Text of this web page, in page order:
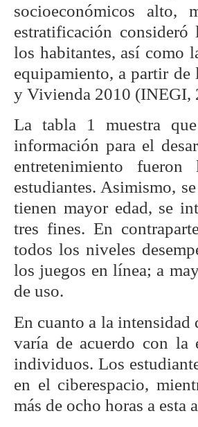
socioeconómicos
estratificación consideró
los habitantes, así como
equipamiento, a partir
y Vivienda 2010 (INEGI,
La tabla 1 muestra
información para el
entretenimiento
estudiantes. Asimismo,
tienen mayor edad, se
tres fines. En
todos los niveles
los juegos en línea; a
de uso.
En cuanto a la intensidad
varía de acuerdo con
individuos. Los
en el ciberespacio,
más de ocho horas a esta